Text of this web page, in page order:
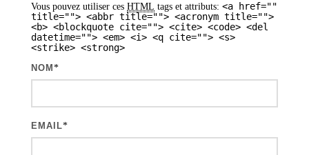
Vous pouvez utiliser ces HTML tags et attributs: <a href=""
title=""> <abbr title=""> <acronym title="">
<b> <blockquote cite=""> <cite> <code> <del
datetime=""> <em> <i> <q cite=""> <s>
<strike> <strong>
NOM *
EMAIL*